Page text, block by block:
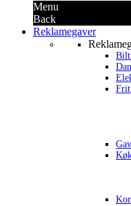
Menu
Back
Reklamegaver